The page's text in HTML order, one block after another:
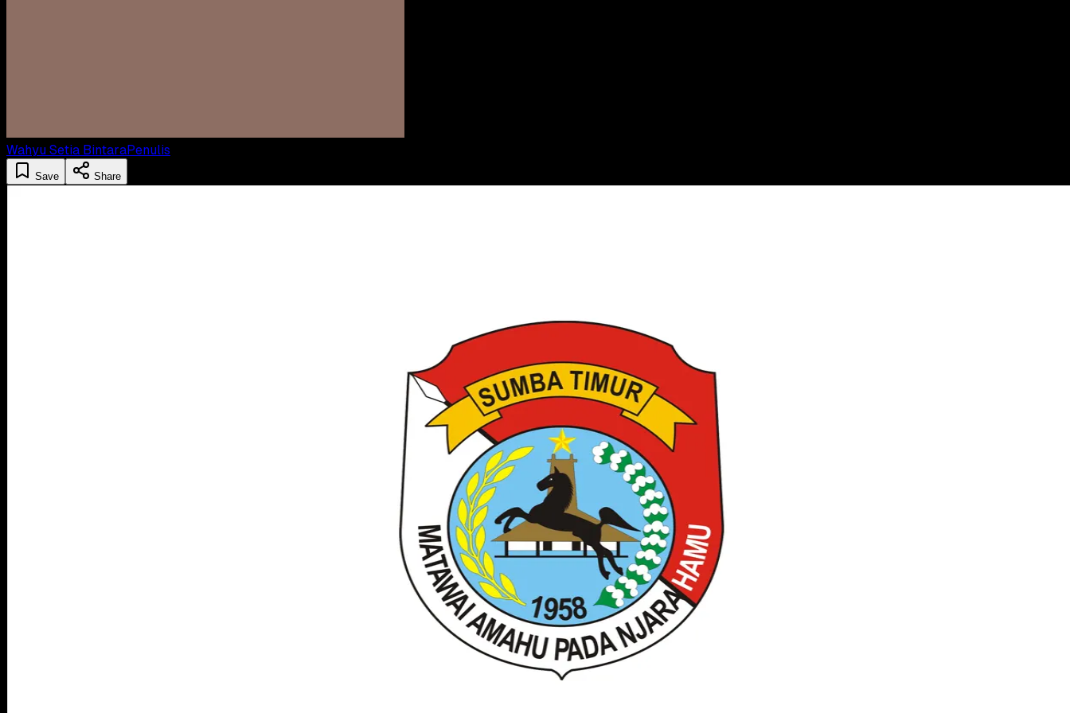
Wahyu Setia BintaraPenulis
Save Share